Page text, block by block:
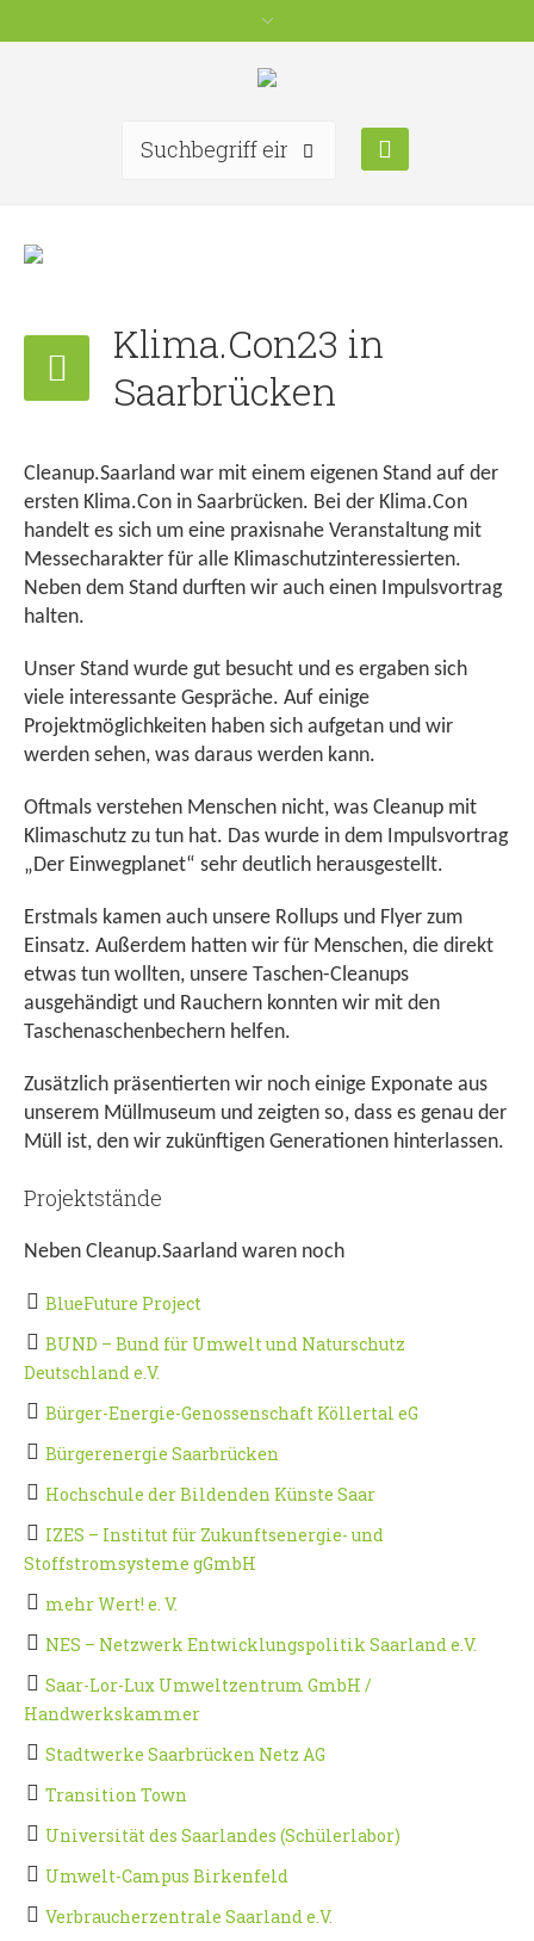
Klima.Con23 in
Saarbrücken
Cleanup.Saarland war mit einem eigenen Stand auf der
ersten Klima.Con in Saarbrücken. Bei der Klima.Con
handelt es sich um eine praxisnahe Veranstaltung mit
Messecharakter für alle Klimaschutzinteressierten.
Neben dem Stand durften wir auch einen Impulsvortrag
halten.
Unser Stand wurde gut besucht und es ergaben sich
viele interessante Gespräche. Auf einige
Projektmöglichkeiten haben sich aufgetan und wir
werden sehen, was daraus werden kann.
Oftmals verstehen Menschen nicht, was Cleanup mit
Klimaschutz zu tun hat. Das wurde in dem Impulsvortrag
„Der Einwegplanet“ sehr deutlich herausgestellt.
Erstmals kamen auch unsere Rollups und Flyer zum
Einsatz. Außerdem hatten wir für Menschen, die direkt
etwas tun wollten, unsere Taschen-Cleanups
ausgehändigt und Rauchern konnten wir mit den
Taschenaschenbechern helfen.
Zusätzlich präsentierten wir noch einige Exponate aus
unserem Müllmuseum und zeigten so, dass es genau der
Müll ist, den wir zukünftigen Generationen hinterlassen.
Projektstände
Neben Cleanup.Saarland waren noch
BlueFuture Project
BUND – Bund für Umwelt und Naturschutz
Deutschland e.V.
Bürger-Energie-Genossenschaft Köllertal eG
Bürgerenergie Saarbrücken
Hochschule der Bildenden Künste Saar
IZES – Institut für Zukunftsenergie- und
Stoffstromsysteme gGmbH
mehr Wert! e. V.
NES – Netzwerk Entwicklungspolitik Saarland e.V.
Saar-Lor-Lux Umweltzentrum GmbH /
Handwerkskammer
Stadtwerke Saarbrücken Netz AG
Transition Town
Universität des Saarlandes (Schülerlabor)
Umwelt-Campus Birkenfeld
Verbraucherzentrale Saarland e.V.